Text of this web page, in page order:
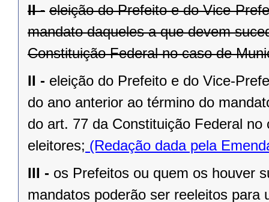
II - eleição do Prefeito e do Vice-
mandato daqueles a que devem
Constituição Federal no caso de
II - eleição do Prefeito e do Vice-
do ano anterior ao término do
do art. 77 da Constituição Federal
eleitores; (Redação dada pela
III - os Prefeitos ou quem os houver
mandatos poderão ser reeleitos para